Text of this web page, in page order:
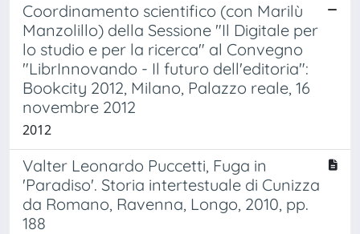
Coordinamento scientifico (con Marilù
Manzolillo) della Sessione "Il Digitale per
lo studio e per la ricerca" al Convegno
"LibrInnovando - Il futuro dell'editoria":
Bookcity 2012, Milano, Palazzo reale, 16
novembre 2012
2012
Valter Leonardo Puccetti, Fuga in
'Paradiso'. Storia intertestuale di Cunizza
da Romano, Ravenna, Longo, 2010, pp.
188